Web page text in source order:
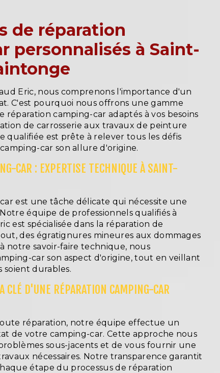
de réparation
personnalisés à Saint-
Eric, nous comprenons l'importance d'un
C'est pourquoi nous offrons une gamme
réparation camping-car adaptés à vos besoins
de carrosserie aux travaux de peinture
qualifiée est prête à relever tous les défis
car son allure d'origine.
CAR : EXPERTISE TECHNIQUE À SAINT-
est une tâche délicate qui nécessite une
équipe de professionnels qualifiés à
est spécialisée dans la réparation de
des égratignures mineures aux dommages
notre savoir-faire technique, nous
car son aspect d'origine, tout en veillant
soient durables.
CLÉ D'UNE RÉPARATION CAMPING-CAR
réparation, notre équipe effectue un
de votre camping-car. Cette approche nous
sous-jacents et de vous fournir une
nécessaires. Notre transparence garantit
étape du processus de réparation